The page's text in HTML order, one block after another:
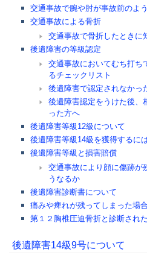
交通事故で腕や肘が事故前のよ
交通事故による骨折
交通事故で骨折したときに
後遺障害の等級認定
交通事故においてむち打ち
るチェックリスト
後遺障害で認定されなかっ
後遺障害認定をうけた後、
った方へ
後遺障害等級12級について
後遺障害等級14級を獲得するに
後遺障害等級と損害賠償
交通事故により顔に傷跡が
うなるか
後遺障害診断書について
痛みや痺れが残ってしまった場
第１２胸椎圧迫骨折と診断され
後遺障害14級9号について